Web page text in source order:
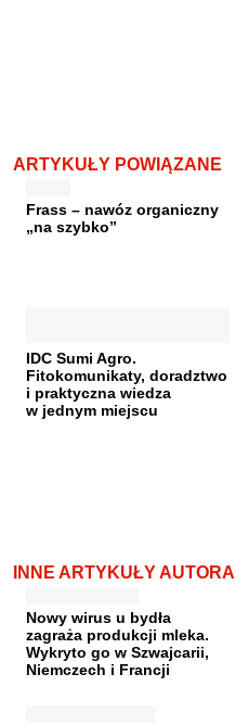
ARTYKUŁY POWIĄZANE
Frass – nawóz organiczny
„na szybko”
IDC Sumi Agro.
Fitokomunikaty, doradztwo
i praktyczna wiedza
w jednym miejscu
INNE ARTYKUŁY AUTORA
Nowy wirus u bydła
zagraża produkcji mleka.
Wykryto go w Szwajcarii,
Niemczech i Francji